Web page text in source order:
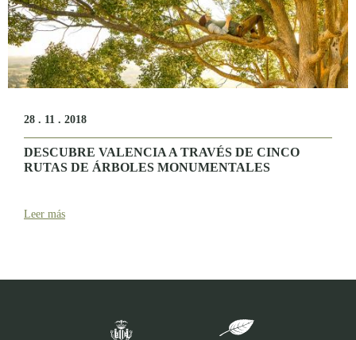
28 . 11 . 2018
DESCUBRE VALENCIA A TRAVÉS DE CINCO
RUTAS DE ÁRBOLES MONUMENTALES
Leer más